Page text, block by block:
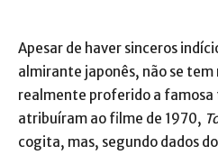
Apesar de haver sinceros
almirante japonês, não se
realmente proferido a famosa
atribuíram ao filme de 1970,
cogita, mas, segundo dados do